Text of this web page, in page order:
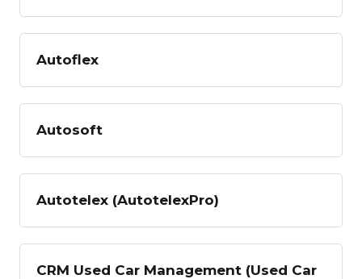
Autoflex
Autosoft
Autotelex (AutotelexPro)
CRM Used Car Management (Used Car